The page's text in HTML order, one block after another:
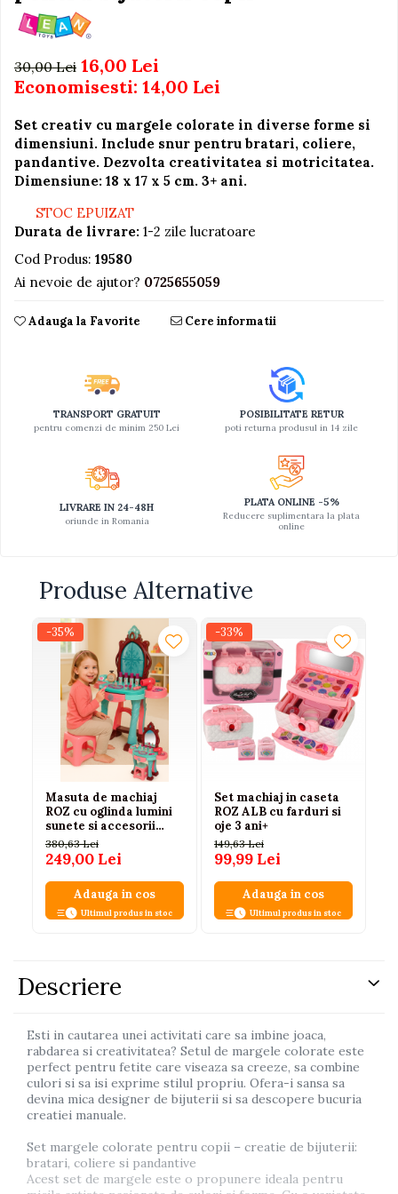
Jucarii de baie
Caluti balansoar
muzicale
Figurine
Ateliere si unelte
Covorase de dans
Creative
De plus
Electrocasnice si bucatarii
Jocuri sportive
Jucarii educative din lemn
Muzica si instrumente
Pistoale
Saltelute si centre de activitati
Set Avioane si submarine
Seturi de doctor
Seturi de rufe
Trenulete
Trenuri cu sine
Vehicule de constructii
Ingrijire cosmetica mamici
Perioada Sarcinii
Pompe de san
Sisteme De Purtare
30,00 Lei 16,00 Lei
Economisesti: 14,00 Lei
Set creativ cu margele colorate in diverse forme si
dimensiuni. Include snur pentru bratari, coliere,
pandantive. Dezvolta creativitatea si motricitatea.
Dimensiune: 18 x 17 x 5 cm. 3+ ani.
STOC EPUIZAT
Durata de livrare: 1-2 zile lucratoare
Cod Produs: 19580
Ai nevoie de ajutor? 0725655059
Adauga la Favorite Cere informatii
TRANSPORT GRATUIT
pentru comenzi de minim 250 Lei
POSIBILITATE RETUR
poti returna produsul in 14 zile
LIVRARE IN 24-48H
oriunde in Romania
PLATA ONLINE -5%
Reducere suplimentara la plata
online
Produse Alternative
-35%
Masuta de machiaj
ROZ cu oglinda lumini
sunete si accesorii
bijuterii
380,63 Lei
249,00 Lei
Adauga in cos
Ultimul produs in stoc
-33%
Set machiaj in caseta
ROZ ALB cu farduri si
oje 3 ani+
149,63 Lei
99,99 Lei
Adauga in cos
Ultimul produs in stoc
Descriere
Esti in cautarea unei activitati care sa imbine joaca,
rabdarea si creativitatea? Setul de margele colorate este
perfect pentru fetite care viseaza sa creeze, sa combine
culori si sa isi exprime stilul propriu. Ofera-i sansa sa
devina mica designer de bijuterii si sa descopere bucuria
creatiei manuale.
Set margele colorate pentru copii – creatie de bijuterii:
bratari, coliere si pandantive
Acest set de margele este o propunere ideala pentru